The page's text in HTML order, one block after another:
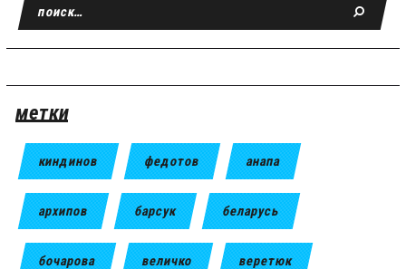
метки
киндинов федотов анапа
архипов барсук беларусь
бочарова величко веретюк